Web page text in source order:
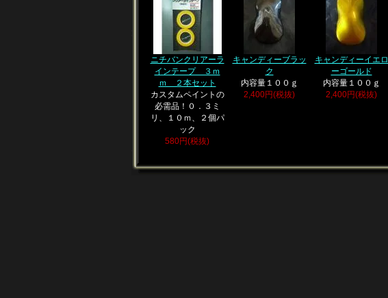
ニチバンクリアーラ
インテープ ３ｍ
ｍ ２本セット
カスタムペイントの
必需品！０．３ミ
リ、１０ｍ、２個パ
ック
580円(税抜)
キャンディーブラッ
ク
内容量１００ｇ
2,400円(税抜)
キャンディーイエロ
ーゴールド
内容量１００ｇ
2,400円(税抜)